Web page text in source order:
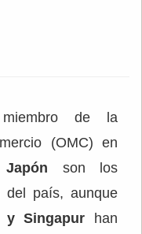
de la
(OMC) en
son los
del país, aunque
y Singapur han